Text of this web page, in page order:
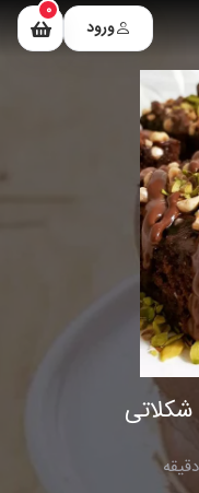
ورود
0
شکلاتی